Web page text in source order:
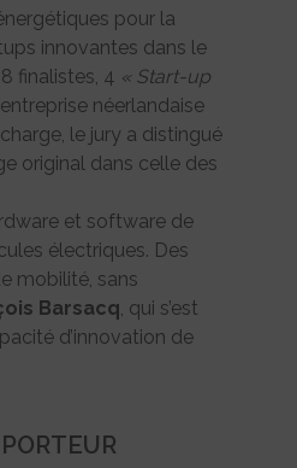
pour la
innovantes dans le
finalistes, 4 « Start-up
néerlandaise
le jury a distingué
original dans celle des
et software de
électriques. Des
mobilité, sans
Barsacq, qui s’est
d’innovation de